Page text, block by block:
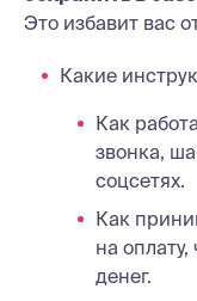
Это избавит вас
Какие
Как
звонка,
соцсетях.
Как
на
денег.